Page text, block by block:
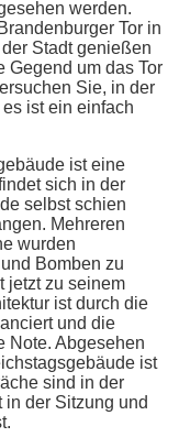
werden.
Tor in
Stadt genießen
Gegend um das Tor
Sie, in der
ist ein einfach
ist eine
sich in der
selbst schien
Mehreren
wurden
Bomben zu
jetzt zu seinem
ist durch die
und die
Note. Abgesehen
ist
sind in der
der Sitzung und